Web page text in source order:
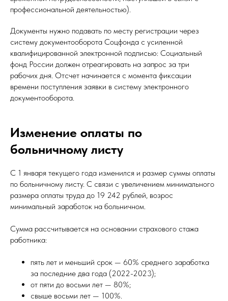
профессиональной деятельностью).
Документы нужно подавать по месту регистрации через
систему документооборота Соцфонда с усиленной
квалифицированной электронной подписью: Социальный
фонд России должен отреагировать на запрос за три
рабочих дня. Отсчет начинается с момента фиксации
времени поступления заявки в систему электронного
документооборота.
Изменение оплаты по
больничному листу
С 1 января текущего года изменился и размер суммы оплаты
по больничному листу. С связи с увеличением минимального
размера оплаты труда до 19 242 рублей, возрос
минимальный заработок на больничном.
Сумма рассчитывается на основании страхового стажа
работника:
пять лет и меньший срок — 60% среднего заработка
за последние два года (2022-2023);
от пяти до восьми лет — 80%;
свыше восьми лет — 100%.